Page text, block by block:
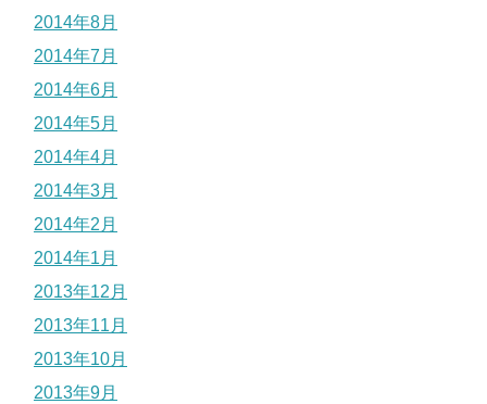
2014年8月
2014年7月
2014年6月
2014年5月
2014年4月
2014年3月
2014年2月
2014年1月
2013年12月
2013年11月
2013年10月
2013年9月